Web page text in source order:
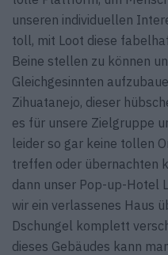
unseren individuellen
toll, mit Loot diese
Beine stellen zu ­können
Gleichgesinnten
Zihuatanejo, dieser
es für unsere Zielgruppe
leider so gar keine tollen
treffen oder übernachten
dann unser Pop-up-Hotel
wir ein verlassenes Haus
Dschungel komplett
dieses Gebäudes kann